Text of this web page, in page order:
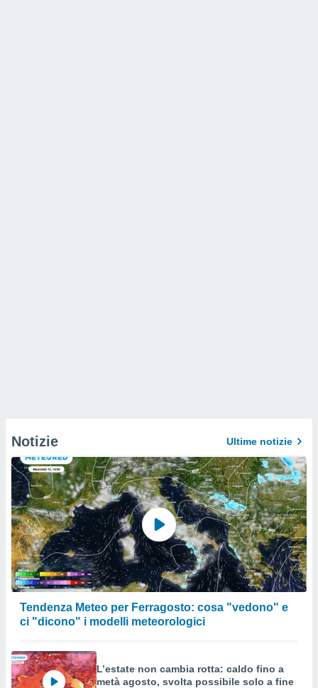
Notizie Ultime notizie
Tendenza Meteo per Ferragosto: cosa "vedono" e
ci "dicono" i modelli meteorologici
L’estate non cambia rotta: caldo fino a
metà agosto, svolta possibile solo a fine